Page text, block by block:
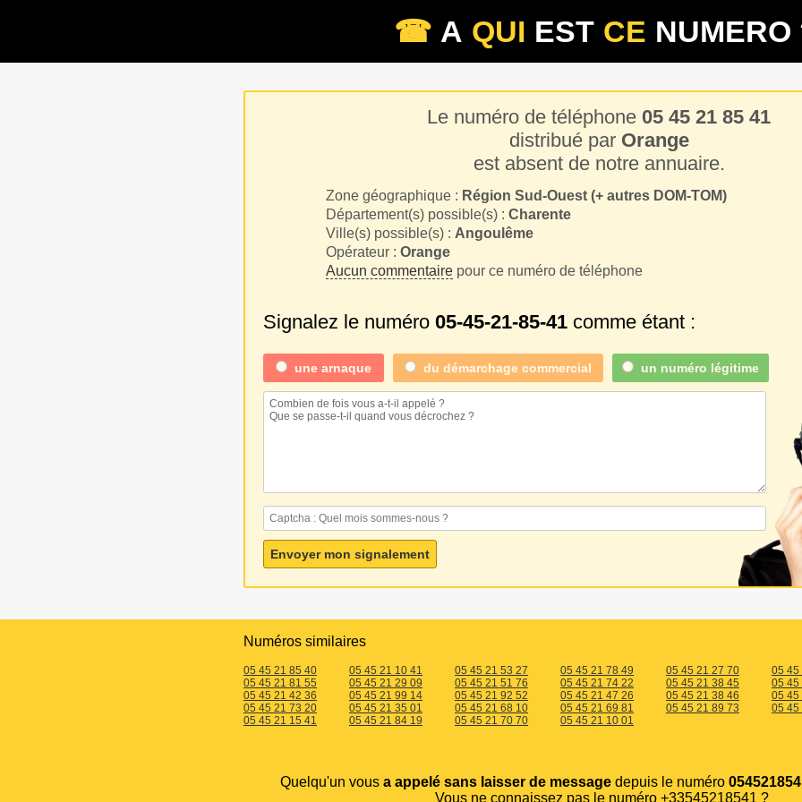
☎ A QUI EST CE NUMERO
Le numéro de téléphone 05 45 21 85 41
distribué par Orange
est absent de notre annuaire.
Zone géographique : Région Sud-Ouest (+ autres DOM-TOM)
Département(s) possible(s) : Charente
Ville(s) possible(s) : Angoulême
Opérateur : Orange
Aucun commentairepour ce numéro de téléphone
Signalez le numéro 05-45-21-85-41 comme étant :
une arnaque du démarchage commercial un numéro légitime
Numéros similaires
05 45 21 85 40 05 45 21 10 41 05 45 21 53 27 05 45 21 78 49 05 45 21 27 70
05 45
05 45 21 81 55
05 45 21 29 09 05 45 21 51 76 05 45 21 74 22 05 45 21 38 45
05 45
05 45 21 42 36
05 45 21 99 14 05 45 21 92 52 05 45 21 47 26 05 45 21 38 46
05 45
05 45 21 73 20
05 45 21 35 01 05 45 21 68 10 05 45 21 69 81 05 45 21 89 73
05 45
05 45 21 15 41
05 45 21 84 19 05 45 21 70 70 05 45 21 10 01
Quelqu'un vous a appelé sans laisser de message depuis le numéro
Vous ne connaissez pas le numéro +33545218541 ?